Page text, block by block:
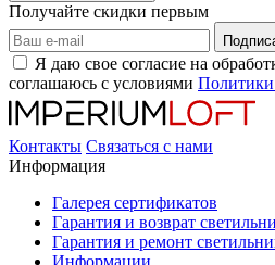
Получайте скидки первым
Я даю свое согласие на
соглашаюсь с условиями Политики
Контакты Связаться с нами
Информация
Галерея сертификатов
Гарантия и возврат
Гарантия и ремонт
Информации